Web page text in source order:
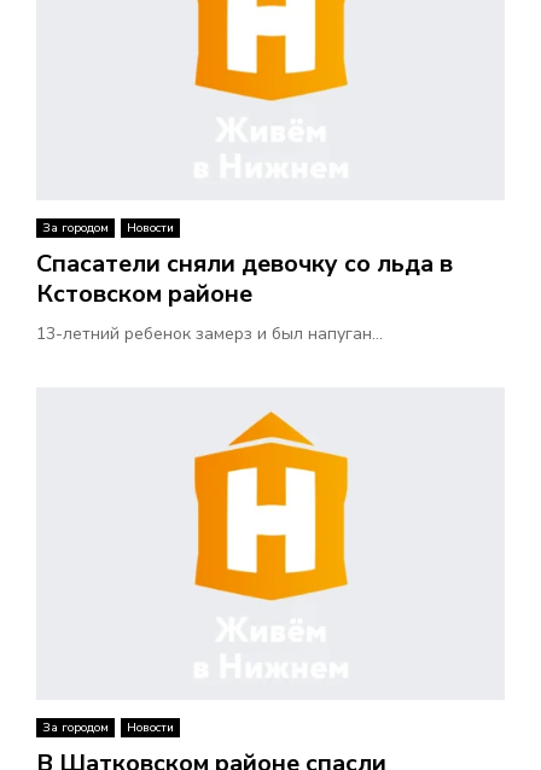
За городом Новости
Спасатели сняли девочку со льда в
Кстовском районе
13-летний ребенок замерз и был напуган...
За городом Новости
В Шатковском районе спасли